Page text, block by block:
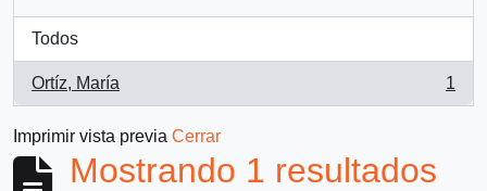
Todos
Ortíz, María
, 1 resultados
1
Imprimir vista previa Cerrar
Mostrando 1 resultados